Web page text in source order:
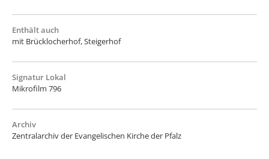
Enthält auch
mit Brücklocherhof, Steigerhof
Signatur Lokal
Mikrofilm 796
Archiv
Zentralarchiv der Evangelischen Kirche der Pfalz